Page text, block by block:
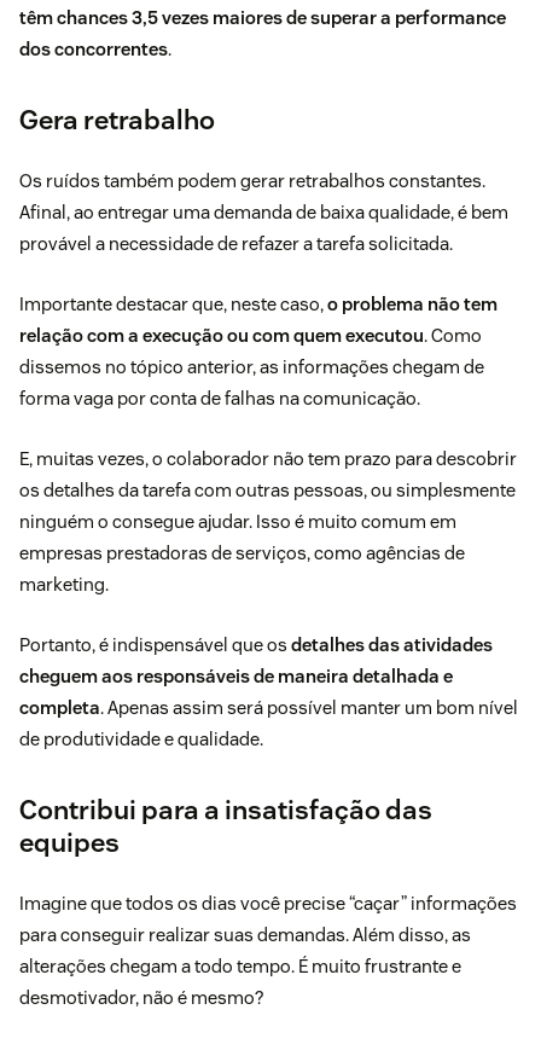
têm chances 3,5 vezes maiores de superar a performance
dos concorrentes.
Gera retrabalho
Os ruídos também podem gerar retrabalhos constantes.
Afinal, ao entregar uma demanda de baixa qualidade, é bem
provável a necessidade de refazer a tarefa solicitada.
Importante destacar que, neste caso,o problema não tem
relação com a execução ou com quem executou. Como
dissemos no tópico anterior, as informações chegam de
forma vaga por conta defalhas na comunicação.
E, muitas vezes, o colaborador não tem prazo para descobrir
os detalhes da tarefa com outras pessoas, ou simplesmente
ninguém o consegue ajudar. Isso é muito comum em
empresas prestadoras de serviços, como agências de
marketing.
Portanto, é indispensável que os detalhes das atividades
cheguem aos responsáveis de maneira detalhada e
completa. Apenas assim será possível manter um bom nível
de produtividade e qualidade.
Contribui para a insatisfação das
equipes
Imagine que todos os dias você precise “caçar” informações
para conseguir realizar suas demandas. Além disso, as
alterações chegam a todo tempo. É muito frustrante e
desmotivador, não é mesmo?